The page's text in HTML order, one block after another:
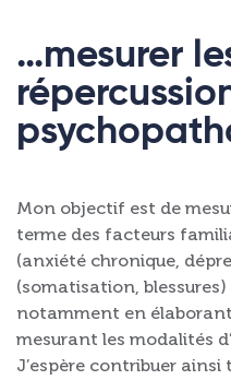
…mesurer
Mon objectif est de
terme des facteurs
(anxiété chronique,
(somatisation,
notamment en
mesurant les modalités
J’espère contribuer